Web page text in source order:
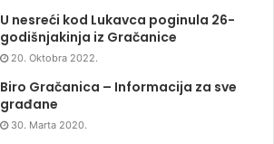
U nesreći kod Lukavca poginula 26-
godišnjakinja iz Gračanice
20. Oktobra 2022.
Biro Gračanica – Informacija za sve
građane
30. Marta 2020.